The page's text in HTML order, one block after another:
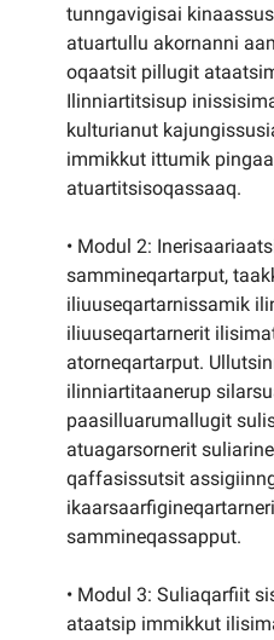
tunngavigisai
atuartullu akornanni
oqaatsit pillugit
Ilinniartitsisup
kulturianut
immikkut ittumik
atuartitsisoqassaaq.
• Modul 2:
sammineqartarput,
iliuuseqartarnissamik
iliuuseqartarnerit
atorneqartarput.
ilinniartitaanerup
paasilluarumallugit
atuagarsornerit
qaffasissutsit
sammineqassapput.
• Modul 3: Suliaqarfiit
ataatsip immikkut